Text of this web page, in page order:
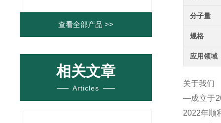
查看全部产品 >>
相关文章
Articles
分子量
规格
应用领域
关于我们
—成立于
2022年顺